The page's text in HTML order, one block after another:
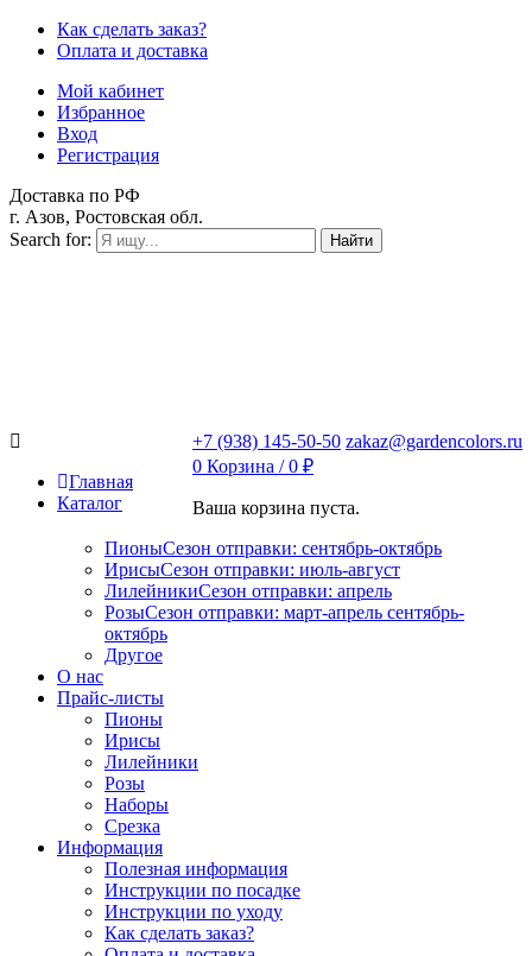
Как сделать заказ?
Оплата и доставка
Мой кабинет
Избранное
Вход
Регистрация
Доставка по РФ
г. Азов, Ростовская обл.
Search for:
Найти
+7 (938) 145-50-50 zakaz@gardencolors.ru
0 Корзина /0 ₽
Ваша корзина пуста.
Главная
Каталог
ПионыСезон отправки: сентябрь-октябрь
ИрисыСезон отправки: июль-август
ЛилейникиСезон отправки: апрель
РозыСезон отправки: март-апрель сентябрь-
октябрь
Другое
О нас
Прайс-листы
Пионы
Ирисы
Лилейники
Розы
Наборы
Срезка
Информация
Полезная информация
Инструкции по посадке
Инструкции по уходу
Как сделать заказ?